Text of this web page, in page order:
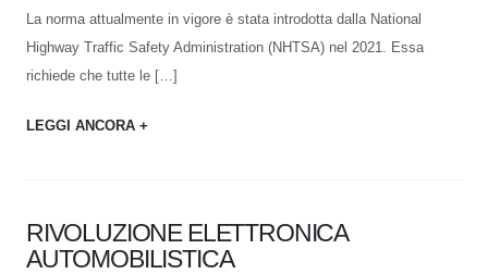
La norma attualmente in vigore è stata introdotta dalla National
Highway Traffic Safety Administration (NHTSA) nel 2021. Essa
richiede che tutte le […]
LEGGI ANCORA +
RIVOLUZIONE ELETTRONICA
AUTOMOBILISTICA